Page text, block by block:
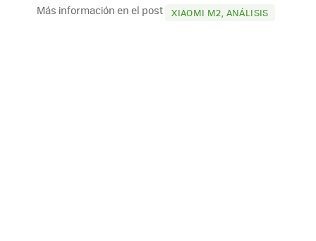
Más información en el post XIAOMI M2, ANÁLISIS